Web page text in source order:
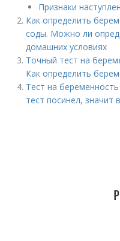
Признаки
Как определить
соды. Можно ли
домашних условиях
Точный тест на
Как определить
Тест на
тест посинел, значит